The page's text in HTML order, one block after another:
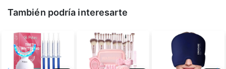
También podría interesarte